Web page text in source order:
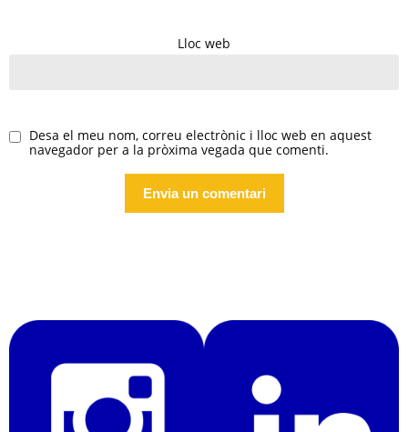
Lloc web
Desa el meu nom, correu electrònic i lloc web en aquest
navegador per a la pròxima vegada que comenti.